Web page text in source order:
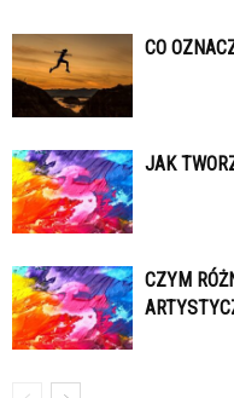
CO
JAK
CZYM